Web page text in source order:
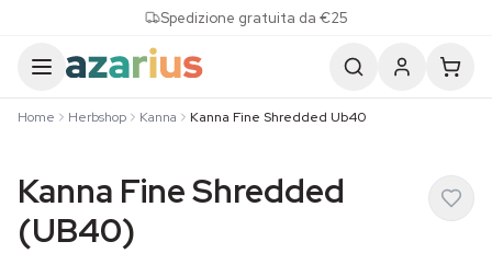
Spedizione gratuita da €25
Home Herbshop Kanna Kanna Fine Shredded Ub40
Kanna Fine Shredded
(UB40)